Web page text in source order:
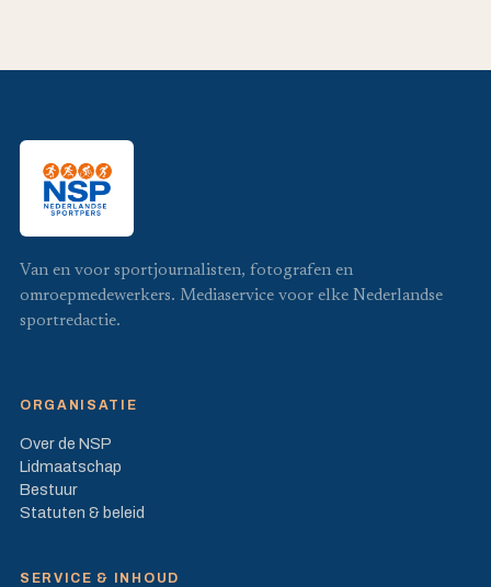
Van en voor sportjournalisten, fotografen en
omroepmedewerkers. Mediaservice voor elke Nederlandse
sportredactie.
ORGANISATIE
Over de NSP
Lidmaatschap
Bestuur
Statuten & beleid
SERVICE & INHOUD